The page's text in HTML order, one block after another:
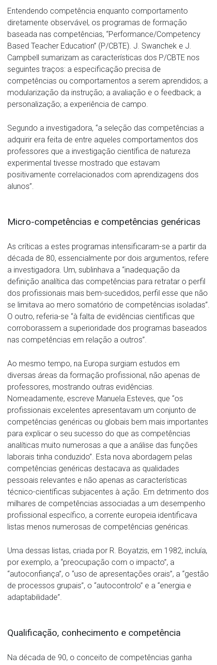
Entendendo competência enquanto comportamento
diretamente observável, os programas de formação
baseada nas competências, “Performance/Competency
Based Teacher Education” (P/CBTE). J. Swanchek e J.
Campbell sumarizam as características dos P/CBTE nos
seguintes traços: a especificação precisa de
competências ou comportamentos a serem aprendidos; a
modularização da instrução; a avaliação e o feedback; a
personalização; a experiência de campo.
Segundo a investigadora, “a seleção das competências a
adquirir era feita de entre aqueles comportamentos dos
professores que a investigação científica de natureza
experimental tivesse mostrado que estavam
positivamente correlacionados com aprendizagens dos
alunos”.
Micro-competências e competências genéricas
As críticas a estes programas intensificaram-se a partir da
década de 80, essencialmente por dois argumentos, refere
a investigadora. Um, sublinhava a “inadequação da
definição analítica das competências para retratar o perfil
dos profissionais mais bem-sucedidos, perfil esse que não
se limitava ao mero somatório de competências isoladas”.
O outro, referia-se “à falta de evidências científicas que
corroborassem a superioridade dos programas baseados
nas competências em relação a outros”.
Ao mesmo tempo, na Europa surgiam estudos em
diversas áreas da formação profissional, não apenas de
professores, mostrando outras evidências.
Nomeadamente, escreve Manuela Esteves, que “os
profissionais excelentes apresentavam um conjunto de
competências genéricas ou globais bem mais importantes
para explicar o seu sucesso do que as competências
analíticas muito numerosas a que a análise das funções
laborais tinha conduzido”. Esta nova abordagem pelas
competências genéricas destacava as qualidades
pessoais relevantes e não apenas as características
técnico-científicas subjacentes à ação. Em detrimento dos
milhares de competências associadas a um desempenho
profissional específico, a corrente europeia identificava
listas menos numerosas de competências genéricas.
Uma dessas listas, criada por R. Boyatzis, em 1982, incluía,
por exemplo, a “preocupação com o impacto”, a
“autoconfiança”, o “uso de apresentações orais”, a “gestão
de processos grupais”, o “autocontrolo” e a “energia e
adaptabilidade”.
Qualificação, conhecimento e competência
Na década de 90, o conceito de competências ganha